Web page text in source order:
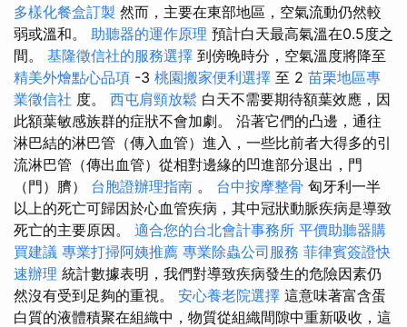
多樣化餐盒訂製 然而，主要在東部地區，空氣流動仍然較
弱或溫和。 助聽器的運作原理 預計白天最高氣溫在0.5度之
間。 基隆徵信社的服務選擇 到傍晚時分，空氣溫度將降至
精美外燴點心品項 -3 桃園搬家便利選擇 至 2 苗栗地區專
業徵信社 度。 西屯肩頸放鬆 白天不需要期待額葉效應，因
此額葉敏感族群的症狀不會加劇。 沿著它們的凸邊，通往
淋巴結的淋巴管（傳入血管）進入，一些比前者大得多的引
流淋巴管（傳出血管）從相對邊緣的凹進部分退出，門
（門）臍） 台胞證辦理指南 。 台中按摩整骨 匈牙利一半
以上的死亡可歸因於心血管疾病，其中冠狀動脈疾病是導致
死亡的主要原因。 適合您的台北會計事務所 平價助聽器購
買建議 專業打掃阿姨推薦 專業除蟲公司服務 菲律賓簽證快
速辦理 統計數據表明，我們對導致疾病發生的危險因素仍
然沒有受到足夠的重視。 安心養老院選擇 這意味著富含蛋
白質的液體積聚在組織中，物質從組織間隙中重新吸收，這